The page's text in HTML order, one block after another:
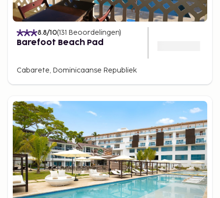
8.8/10(131 Beoordelingen)
Barefoot Beach Pad
Cabarete, Dominicaanse Republiek